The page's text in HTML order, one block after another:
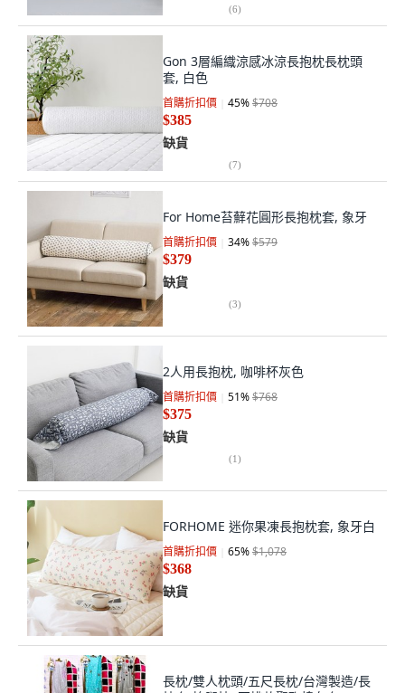
(6)
Gon 3層編織涼感冰涼長抱枕長枕頭
套, 白色
首購折扣價 45%$708
$385
缺貨
(7)
For Home苔蘚花圓形長抱枕套, 象牙
首購折扣價 34%$579
$379
缺貨
(3)
2人用長抱枕, 咖啡杯灰色
首購折扣價 51%$768
$375
缺貨
(1)
FORHOME 迷你果凍長抱枕套, 象牙白
首購折扣價 65%$1,078
$368
缺貨
長枕/雙人枕頭/五尺長枕/台灣製造/長